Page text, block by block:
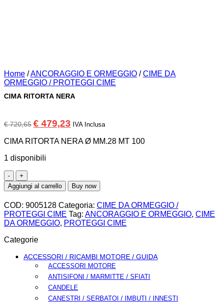
Home /ANCORAGGIO E ORMEGGIO / CIME DA
ORMEGGIO / PROTEGGI CIME
CIMA RITORTA NERA
€720,65 Il
originale
€ 720,65.
€ 479,23 Il
attuale
IVA Inclusa
CIMA RITORTA NERA Ø MM.28 MT 100
1 disponibili
CIMA
RITORTA
NERA
quantità
Aggiungi al carrello Buy now
COD: 9005128 Categoria: CIME DA ORMEGGIO /
PROTEGGI CIME Tag: ANCORAGGIO E ORMEGGIO, CIME
DA ORMEGGIO, PROTEGGI CIME
Categorie
ACCESSORI / RICAMBI MOTORE / GUIDA
ACCESSORI MOTORE
ANTISIFONI / MARMITTE / SFIATI
CANDELE
CANESTRI / SERBATOI / IMBUTI / INNESTI